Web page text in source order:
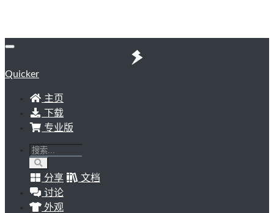
Quicker
主页
下载
专业版
分享
文档
讨论
外观